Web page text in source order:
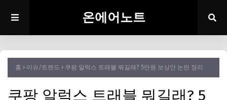
온에어노트
홈 이슈/트렌드 쿠팡 알럭스 트래블 뭐길래? 5만원 보상안 논란 정리
쿠팡 알럭스 트래블 뭐길래? 5